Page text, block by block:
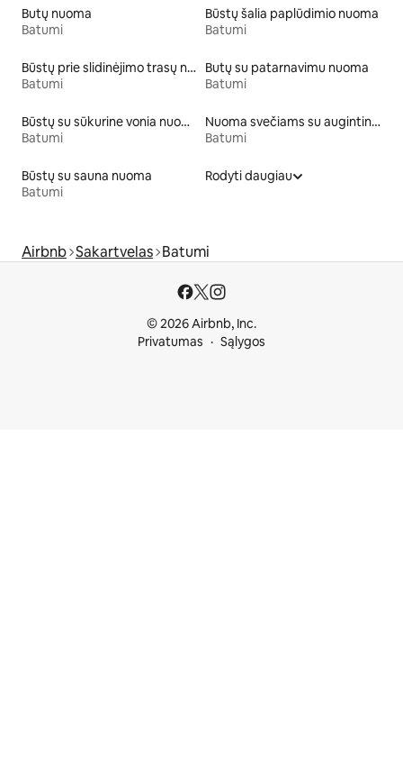
Butų nuoma
Batumi
Būstų šalia paplūdimio nuoma
Batumi
Būstų prie slidinėjimo trasų nuoma
Batumi
Butų su patarnavimu nuoma
Batumi
Būstų su sūkurine vonia nuoma
Batumi
Nuoma svečiams su augintiniais
Batumi
Būstų su sauna nuoma
Batumi
Rodyti daugiau
Airbnb Sakartvelas Batumi
© 2026 Airbnb, Inc.
Privatumas
Sąlygos